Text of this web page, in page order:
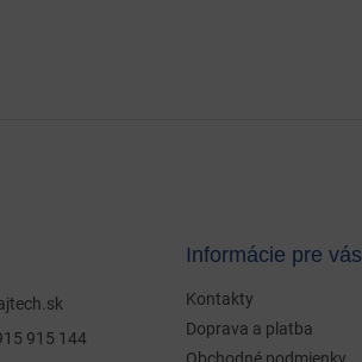
915 144
Informácie pre vás
Kontakty
Doprava a platba